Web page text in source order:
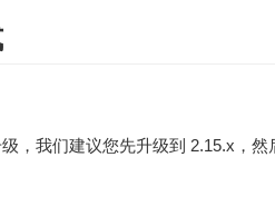
，我们建议您先升级到 2.15.x，然